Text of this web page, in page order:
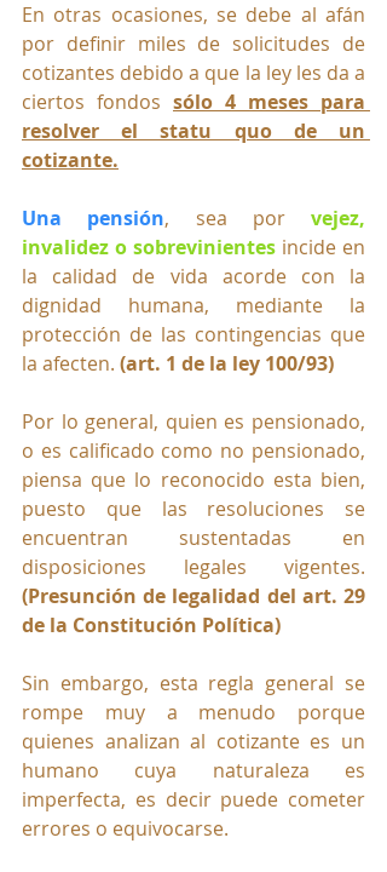
En otras ocasiones, se debe al afán
por definir miles de solicitudes de
cotizantes debido a que la ley les da a
ciertos fondos sólo 4 meses para
resolver el statu quo de un
cotizante.
Una pensión, sea por vejez,
invalidez o sobrevinientes incide en
la calidad de vida acorde con la
dignidad humana, mediante la
protección de las contingencias que
la afecten. (art. 1 de la ley 100/93)
Por lo general, quien es pensionado,
o es calificado como no pensionado,
piensa que lo reconocido esta bien,
puesto que las resoluciones se
encuentran sustentadas en
(Presunción de legalidad del art. 29
de la Constitución Política)
Sin embargo, esta regla general se
rompe muy a menudo porque
quienes analizan al cotizante es un
humano cuya naturaleza es
imperfecta, es decir puede cometer
errores o equivocarse.